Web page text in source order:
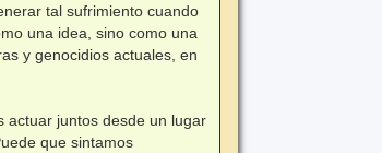
tal sufrimiento cuando
una idea, sino como una
y genocidios actuales, en
actuar juntos desde un lugar
que sintamos